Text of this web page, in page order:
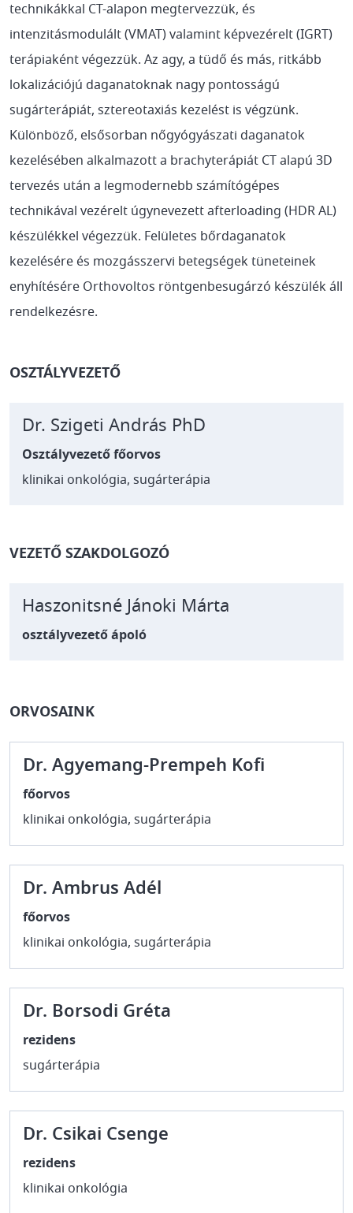
technikákkal CT-alapon megtervezzük, és
intenzitásmodulált (VMAT) valamint képvezérelt (IGRT)
terápiaként végezzük. Az agy, a tüdő és más, ritkább
lokalizációjú daganatoknak nagy pontosságú
sugárterápiát, sztereotaxiás kezelést is végzünk.
Különböző, elsősorban nőgyógyászati daganatok
kezelésében alkalmazott a brachyterápiát CT alapú 3D
tervezés után a legmodernebb számítógépes
technikával vezérelt úgynevezett afterloading (HDR AL)
készülékkel végezzük. Felületes bőrdaganatok
kezelésére és mozgásszervi betegségek tüneteinek
enyhítésére Orthovoltos röntgenbesugárzó készülék áll
rendelkezésre.
OSZTÁLYVEZETŐ
Dr. Szigeti András PhD
Osztályvezető főorvos
klinikai onkológia, sugárterápia
VEZETŐ SZAKDOLGOZÓ
Haszonitsné Jánoki Márta
osztályvezető ápoló
ORVOSAINK
Dr. Agyemang-Prempeh Kofi
főorvos
klinikai onkológia, sugárterápia
Dr. Ambrus Adél
főorvos
klinikai onkológia, sugárterápia
Dr. Borsodi Gréta
rezidens
sugárterápia
Dr. Csikai Csenge
rezidens
klinikai onkológia